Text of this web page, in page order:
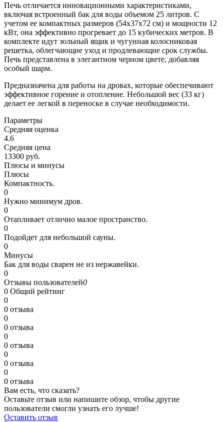
Печь отличается инновационными характеристиками,
включая встроенный бак для воды объемом 25 литров. С
учетом ее компактных размеров (54х37х72 см) и мощности 12
кВт, она эффективно прогревает до 15 кубических метров. В
комплекте идут зольный ящик и чугунная колосниковая
решетка, облегчающие уход и продлевающие срок службы.
Печь представлена в элегантном черном цвете, добавляя
особый шарм.
Предназначена для работы на дровах, которые обеспечивают
эффективное горение и отопление. Небольшой вес (33 кг)
делает ее легкой в переноске в случае необходимости.
Параметры
Средняя оценка
4.6
Средняя цена
13300 руб.
Плюсы и минусы
Плюсы
Компактность.
0
Нужно минимум дров.
0
Отапливает отлично малое пространство.
0
Подойдет для небольшой сауны.
0
Минусы
Бак для воды сварен не из нержавейки.
0
Отзывы пользователей0
0 Общий рейтинг
0
0 отзыва
0
0 отзыва
0
0 отзыва
0
0 отзыва
0
0 отзыва
Вам есть, что сказать?
Оставьте отзыв или напишите обзор, чтобы другие
пользователи смогли узнать его лучше!
Оставить отзыв